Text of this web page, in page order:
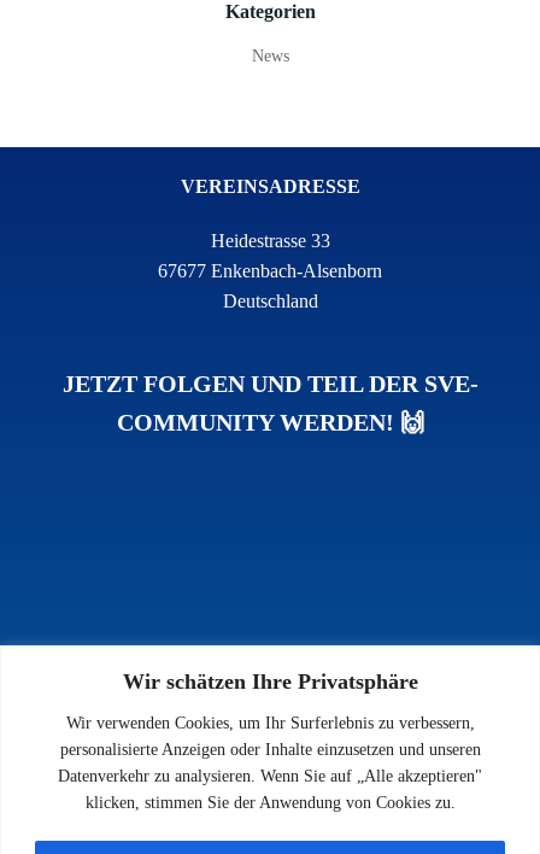
Wir schätzen Ihre Privatsphäre
Wir verwenden Cookies, um Ihr Surferlebnis zu verbessern,
personalisierte Anzeigen oder Inhalte einzusetzen und unseren
Datenverkehr zu analysieren. Wenn Sie auf „Alle akzeptieren"
klicken, stimmen Sie der Anwendung von Cookies zu.
Kategorien
News
VEREINSADRESSE
Heidestrasse 33
67677 Enkenbach-Alsenborn
Deutschland
JETZT FOLGEN UND TEIL DER SVE-
COMMUNITY WERDEN! 🙌
INFOS
Impressum
Datenschutz
Kontakt